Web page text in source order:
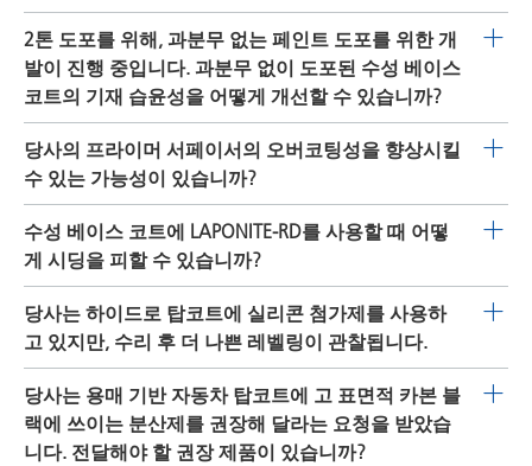
DISPERBYK-110이 적합합니다. 진주 광택 안료에는 대부분
의 경우DISPERBYK-110이 첫 번째 선택이며 DISPERBYK-
162 가 그 뒤를 잇습니다. 용량은 알루미늄의 경우 약 2-
2.5%(안료에 대해 고형분), 진주 광택의 경우 1.5-3%(안료
에 대해 고형분)여야 합니다. 수성 시스템의 경우, 안료에
따라DISPERBYK-2060,DISPERBYK-192또는DISPERBYK-
180을 제안합니다. 사용량은 알루미늄의 경우 2-5%(고체
안료에 대해 고형분), 진주 광택 안료의 경우 약 5%(고체
안료에 대해 고형분)여야 합니다.
일반적으로DISPERBYK-163은 이 안료에 유용한 첨가제입
니다. CAB-함유 시스템에 대해 이야기하는 경우,
DISPERBYK-2000또는DISPERBYK-2001 을 사용해 보는 것
이 더 좋을 수 있습니다. 더 낮은 밀베이스 점도를 얻으려
면, 밀베이스에 3-5% n-부탄올을 첨가하는 것이 더 좋습니
다. 권장되는 첨가량은 안료에 대해 15% 고형 첨가제입니
다. 기술 서비스 지원.
2톤 도포를 위해, 과분무 없는 페인트 도포를 위한 개
발이 진행 중입니다. 과분무 없이 도포된 수성 베이스
코트의 기재 습윤성을 어떻게 개선할 수 있습니까?
과분무 없는 페인트 도포 중에 베이스 코트의 충분한 기재
습윤을 보장하려면, 일반적으로
같은 더 많은 양의 실리콘 계면활성제를 사용해야 합니다.
다른 옵션은 신규 개발된 첨가제를 클리어 코팅에 도입하
여 수성 베이스 코트가 경화된 클리어 코팅에 매우 잘 습윤
되도록 만전을 기하는 것입니다.
당사의 프라이머 서페이서의 오버코팅성을 향상시킬
수 있는 가능성이 있습니까?
BYK-3560계면을 향할 수 있을 때 경화된 페인트의 표면
에너지를 증가시킬 수 있습니다. 그 효과는 용량과 경화 온
도에 따라 다릅니다. 그것은 유성 및 수성 시스템에서 작용
할 수 있으며 액체 페인트의 표면 장력에 영향을 미치지 않
습니다.
수성 베이스 코트에 LAPONITE-RD를 사용할 때 어떻
게 시딩을 피할 수 있습니까?
첫 번째 LAPONITE는 교반하면서 탈염수에 천천히 첨가해
야 합니다. 이것은 겔 입자의 형성을 방지합니다. 또한 그것
이 액체인 동안에만 LAPONITE 용액을 첨가하는 것이 중요
합니다. 폴리프로필렌 글리콜을 후첨가하면 LAPONITE 용
액의 사용 시간이 크게 늘어납니다.
당사는 하이드로 탑코트에 실리콘 첨가제를 사용하
고 있지만, 수리 후 더 나쁜 레벨링이 관찰됩니다.
더 나쁜 레벨링은 경화된 탑코트의 낮은 표면 에너지로 인
해 발생합니다. 실리콘 및 폴리에터 개질된 아크릴레이트
BYK-3565를 사용하면 파열공 방지 특성을 제공하고 페인
당사는 용매 기반 자동차 탑코트에 고 표면적 카본 블
랙에 쓰이는 분산제를 권장해 달라는 요청을 받았습
니다. 전달해야 할 권장 제품이 있습니까?